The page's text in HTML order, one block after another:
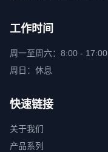
工作时间
周一至周六：8:00 - 17:00
周日：休息
快速链接
关于我们
产品系列